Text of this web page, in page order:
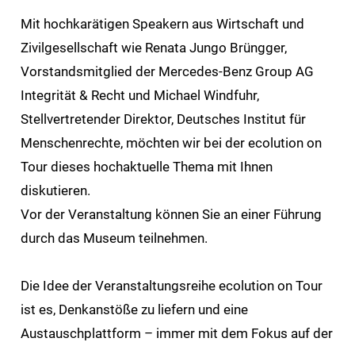
Mit hochkarätigen Speakern aus Wirtschaft und
Zivilgesellschaft wie Renata Jungo Brüngger,
Vorstandsmitglied der Mercedes-Benz Group AG
Integrität & Recht und Michael Windfuhr,
Stellvertretender Direktor, Deutsches Institut für
Menschenrechte, möchten wir bei der ecolution on
Tour dieses hochaktuelle Thema mit Ihnen
diskutieren.
Vor der Veranstaltung können Sie an einer Führung
durch das Museum teilnehmen.
Die Idee der Veranstaltungsreihe ecolution on Tour
ist es, Denkanstöße zu liefern und eine
Austauschplattform – immer mit dem Fokus auf der